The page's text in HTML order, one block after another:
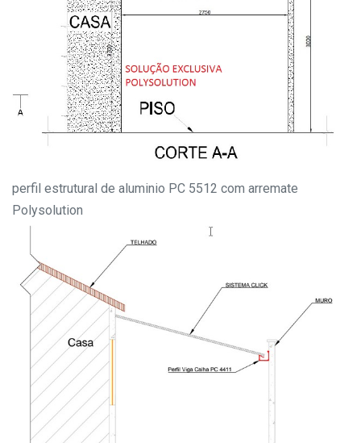
perfil estrutural de aluminio PC 5512 com arremate
Polysolution